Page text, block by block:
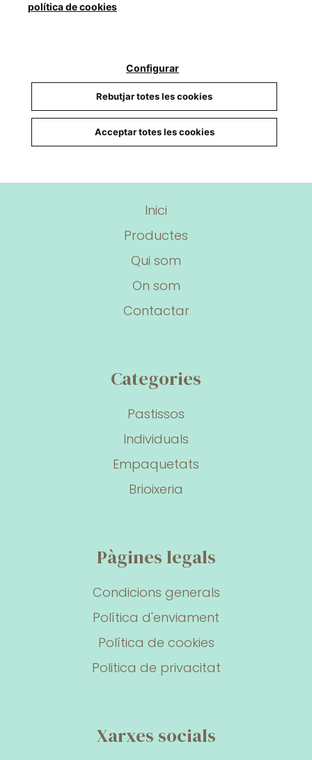
Envia'ns el teu CV a
Inici
Productes
Qui som
On som
Contactar
Categories
Pastissos
Individuals
Empaquetats
Brioixeria
Pàgines legals
Condicions generals
Política d'enviament
Política de cookies
Politica de privacitat
Xarxes socials
política de cookies
Configurar
Rebutjar totes les cookies
Acceptar totes les cookies